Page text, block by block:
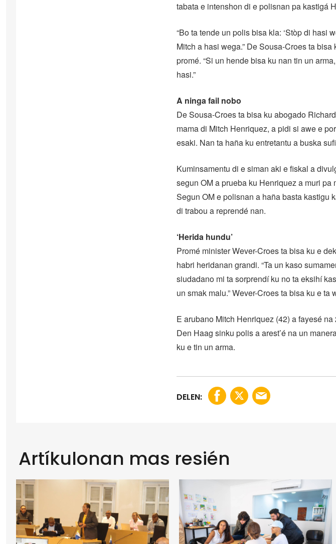
tabata e intenshon di e polisnan pa kastigá
“Bo ta tende un polis bisa kla: ‘Stòp di hasi
Mitch a hasi wega.” De Sousa-Croes ta
promé. “Si un hende bisa ku nan tin un
hasi.”
A ninga fail nobo
De Sousa-Croes ta bisa ku abogado
mama di Mitch Henriquez, a pidi si awe e
esaki. Nan ta haña ku entretantu a buska
Kuminsamentu di e siman aki e fiskal a
segun OM a prueba ku Henriquez a muri
Segun OM e polisnan a haña basta kastigu
di trabou a reprendé nan.
‘Herida hundu’
Promé minister Wever-Croes ta bisa ku e
habri heridanan grandi. “Ta un kaso
siudadano mi ta sorprendí ku no ta eksihí
un smak malu.” Wever-Croes ta bisa ku e
E arubano Mitch Henriquez (42) a fayesé
Den Haag sinku polis a arest’é na un
ku e tin un arma.
DELEN:
Artíkulonan mas resién